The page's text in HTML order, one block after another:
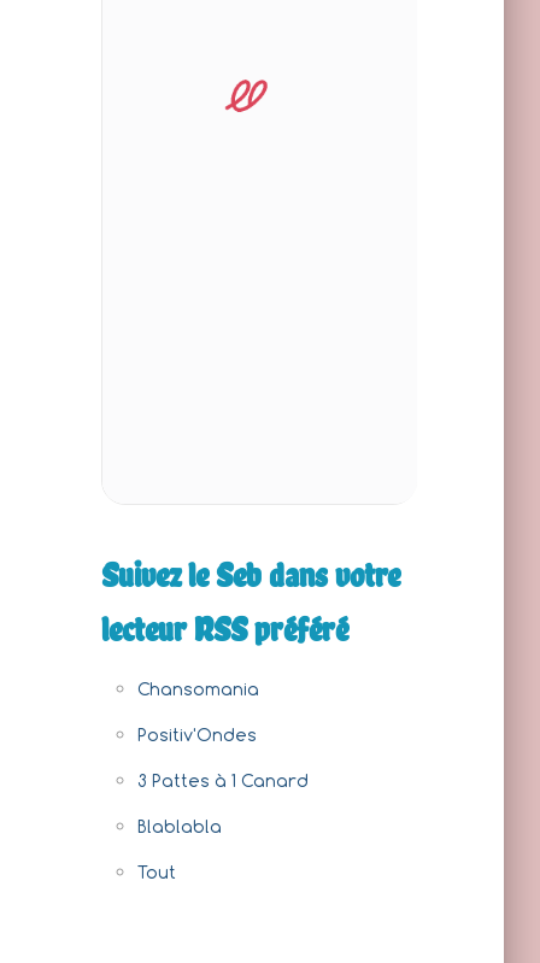
Suivez le Seb dans votre
lecteur RSS préféré
Chansomania
Positiv'Ondes
3 Pattes à 1 Canard
Blablabla
Tout